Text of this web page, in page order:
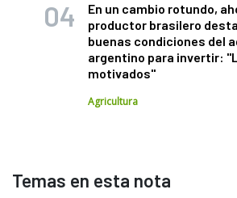
En un cambio rotundo,
productor brasilero
buenas condiciones del
argentino para invertir:
motivados"
Agricultura
Temas en esta nota